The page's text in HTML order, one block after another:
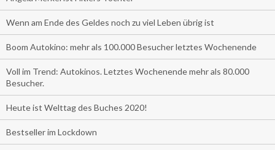
Wenn am Ende des Geldes noch zu viel Leben übrig ist
Boom Autokino: mehr als 100.000 Besucher letztes Wochenende
Voll im Trend: Autokinos. Letztes Wochenende mehr als 80.000
Besucher.
Heute ist Welttag des Buches 2020!
Bestseller im Lockdown